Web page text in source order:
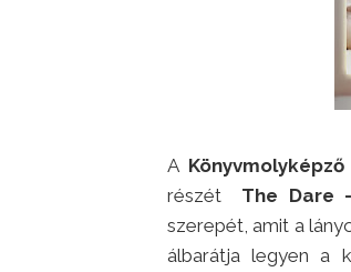
A
részét The Dare
szerepét, amit a
álbarátja legyen a